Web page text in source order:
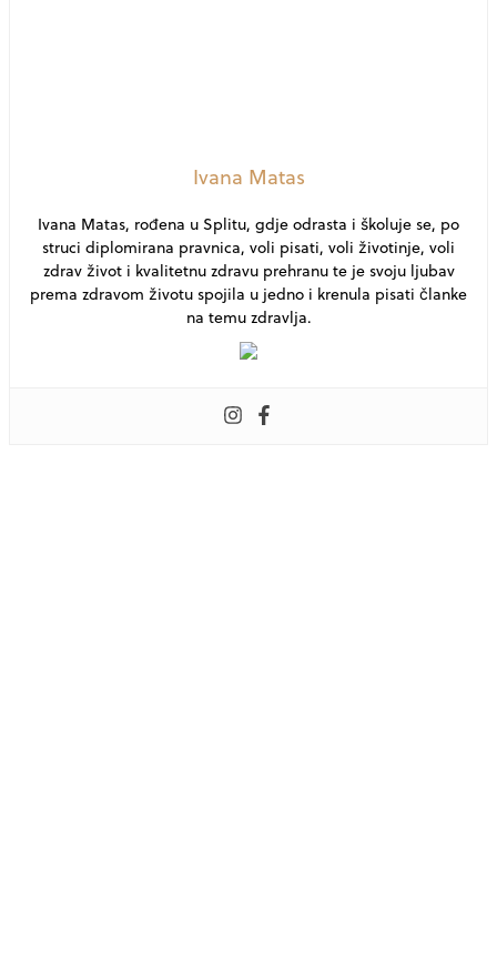
Ivana Matas
Ivana Matas, rođena u Splitu, gdje odrasta i školuje se, po
struci diplomirana pravnica, voli pisati, voli životinje, voli
zdrav život i kvalitetnu zdravu prehranu te je svoju ljubav
prema zdravom životu spojila u jedno i krenula pisati članke
na temu zdravlja.